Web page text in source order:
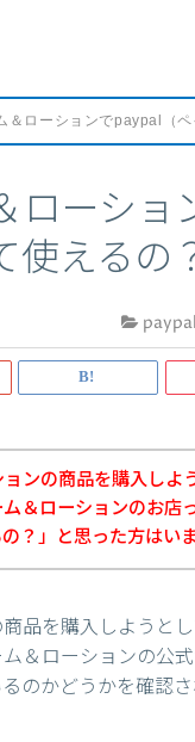
＆ローションでpaypal（ペ
ローショ
えるの
ンの商品を購入しよ
＆ローションのお店
？」と思った方はい
品を購入しようと
＆ローションの公
のかどうかを確認